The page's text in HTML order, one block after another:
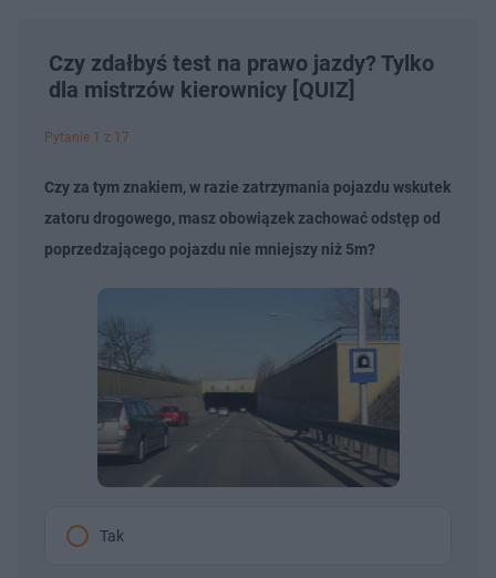
Czy zdałbyś test na prawo jazdy? Tylko
dla mistrzów kierownicy [QUIZ]
Pytanie 1 z 17
Czy za tym znakiem, w razie zatrzymania pojazdu wskutek
zatoru drogowego, masz obowiązek zachować odstęp od
poprzedzającego pojazdu nie mniejszy niż 5m?
Tak